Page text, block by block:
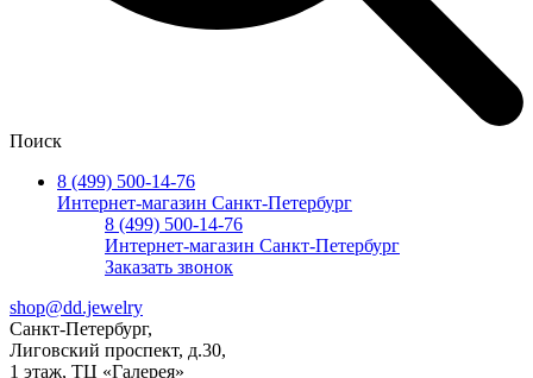
Поиск
8 (499) 500-14-76
Интернет-магазин Санкт-Петербург
8 (499) 500-14-76
Интернет-магазин Санкт-Петербург
Заказать звонок
shop@dd.jewelry
Санкт-Петербург,
Лиговский проспект, д.30,
1 этаж, ТЦ «Галерея»